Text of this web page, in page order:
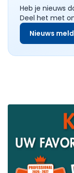
Heb je nieuws
Deel het met
Nieuws